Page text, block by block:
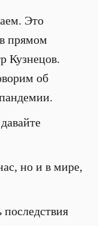
Это
прямом
Кузнецов.
об
но и в мире,
последствия